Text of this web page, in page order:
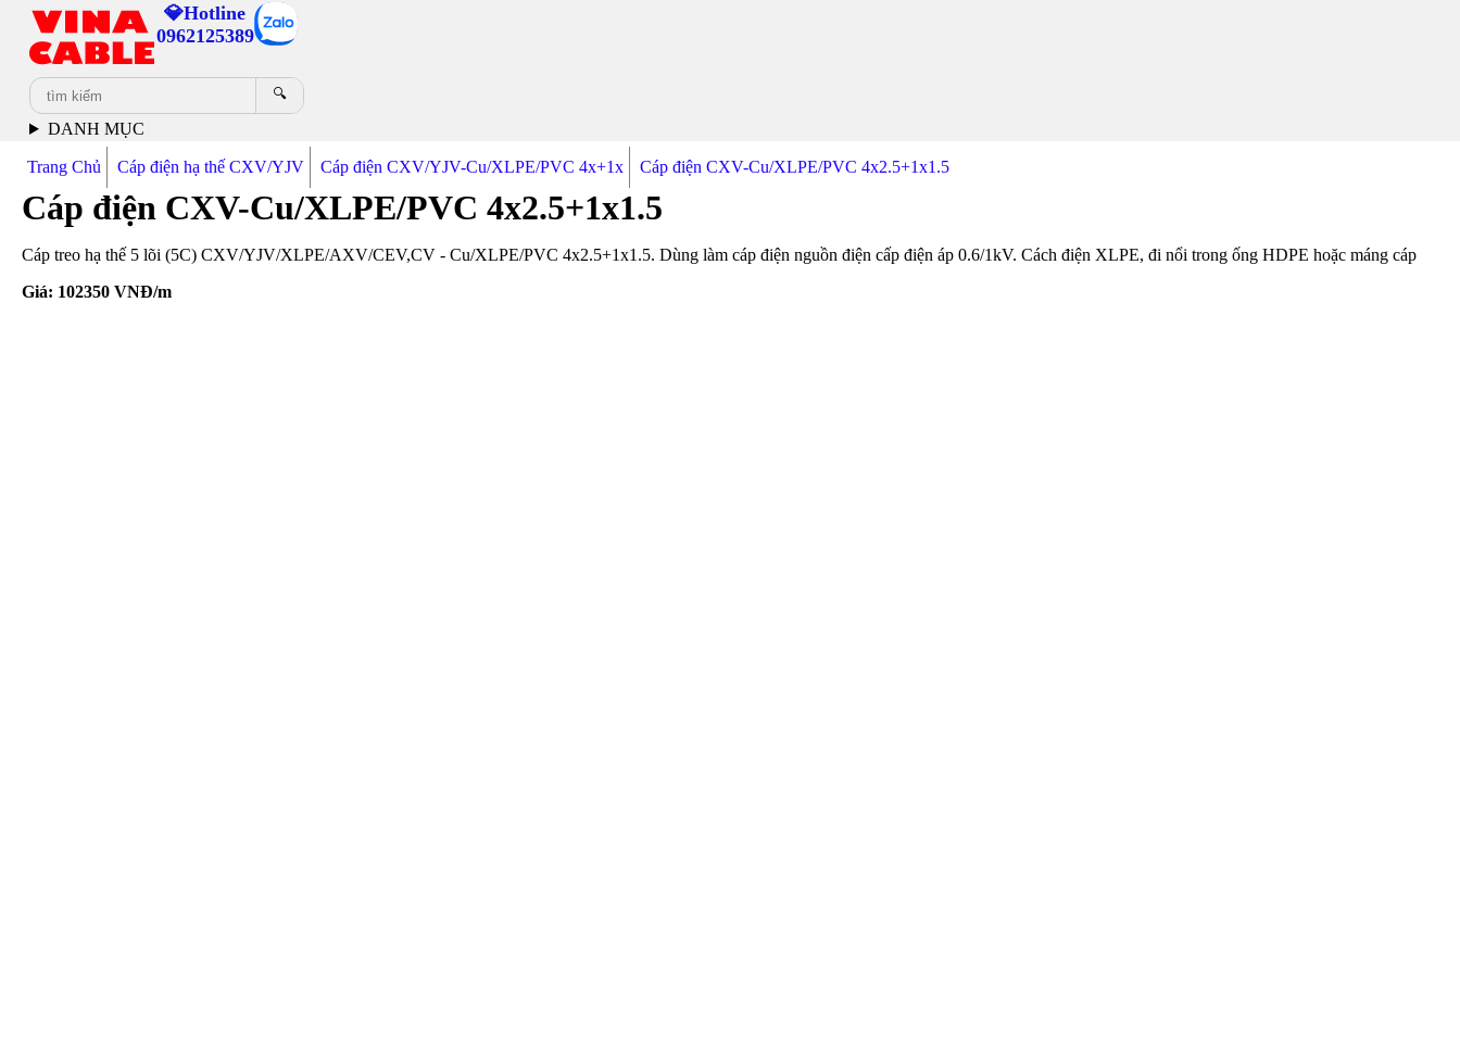
💎Hotline
0962125389
🔍
DANH MỤC
Trang Chủ Cáp điện hạ thế CXV/YJV Cáp điện CXV/YJV-Cu/XLPE/PVC 4x+1x Cáp điện CXV-Cu/XLPE/PVC 4x2.5+1x1.5
Cáp điện CXV-Cu/XLPE/PVC 4x2.5+1x1.5
Cáp treo hạ thế 5 lõi (5C) CXV/YJV/XLPE/AXV/CEV,CV - Cu/XLPE/PVC 4x2.5+1x1.5. Dùng làm cáp điện nguồn điện cấp điện áp 0.6/1kV. Cách điện XLPE, đi nổi trong ống HDPE hoặc máng cáp
Giá: 102350 VNĐ/m